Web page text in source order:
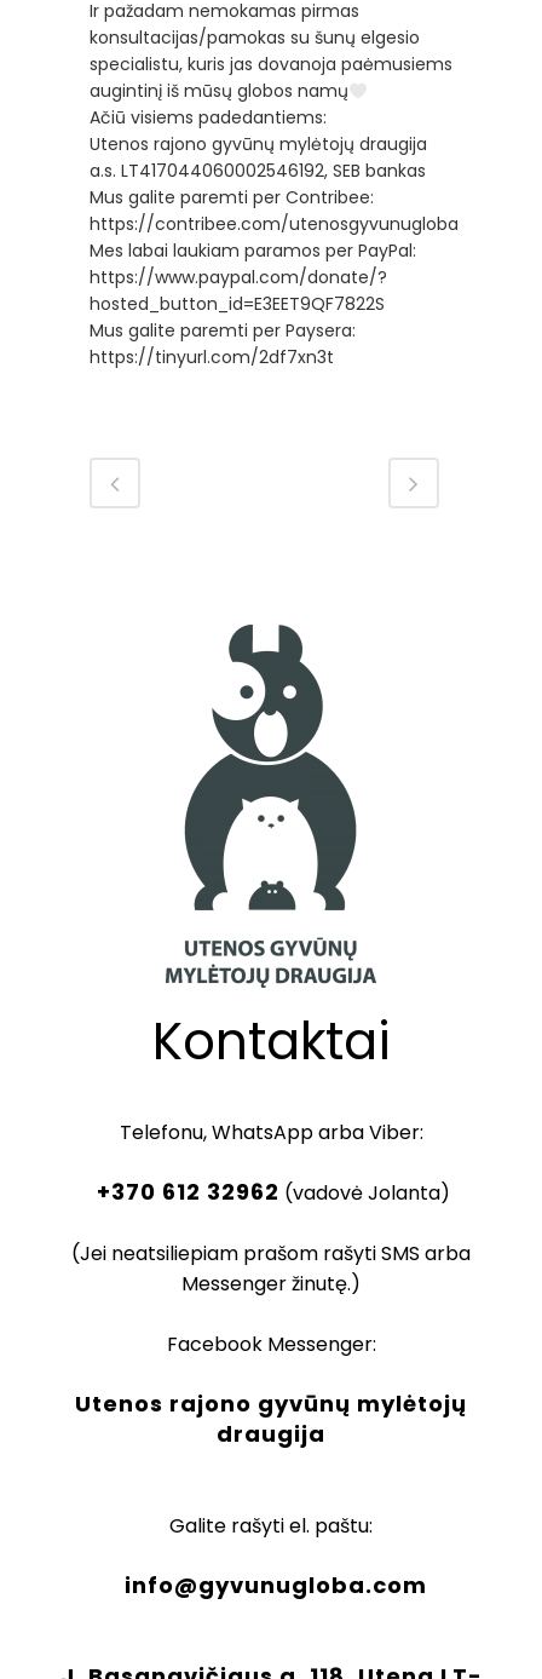
Ir pažadam nemokamas pirmas
konsultacijas/pamokas su šunų elgesio
specialistu, kuris jas dovanoja paėmusiems
augintinį iš mūsų globos namų
Ačiū visiems padedantiems:
Utenos rajono gyvūnų mylėtojų draugija
a.s. LT417044060002546192, SEB bankas
Mus galite paremti per Contribee:
https://contribee.com/utenosgyvunugloba
Mes labai laukiam paramos per PayPal:
https://www.paypal.com/donate/?
hosted_button_id=E3EET9QF7822S
Mus galite paremti per Paysera:
https://tinyurl.com/2df7xn3t
Kontaktai
Telefonu, WhatsApp arba Viber:
+370 612 32962 (vadovė Jolanta)
(Jei neatsiliepiam prašom rašyti SMS arba
Messenger žinutę.)
Facebook Messenger:
Utenos rajono gyvūnų mylėtojų
draugija
Galite rašyti el. paštu:
info@gyvunugloba.com